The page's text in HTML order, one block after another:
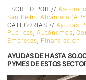
ESCRITO POR //
San Pedro Alcántara
CATEGORÍAS // Ayudas
Públicas, Autónomos,
Empresas, Financiación
AYUDAS DE HASTA
PYMES DE ESTOS